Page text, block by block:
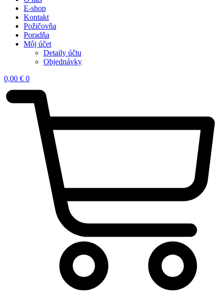
E-shop
Kontakt
Požičovňa
Poradňa
Môj účet
Detaily účtu
Objednávky
0,00 € 0